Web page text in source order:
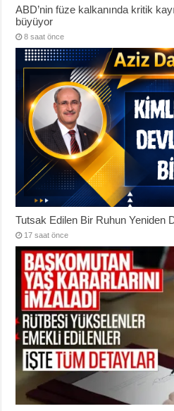
ABD’nin füze kalkanında kritik
büyüyor
8 saat önce
Tutsak Edilen Bir Ruhun Yeniden
17 saat önce